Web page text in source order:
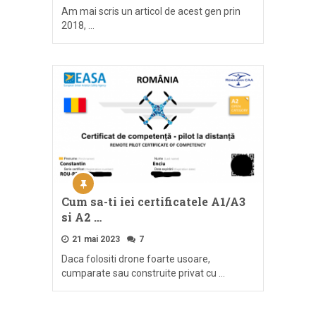
Am mai scris un articol de acest gen prin
2018, …
Cum sa-ti iei certificatele A1/A3
si A2 …
21 mai 2023 7
Daca folositi drone foarte usoare,
cumparate sau construite privat cu …